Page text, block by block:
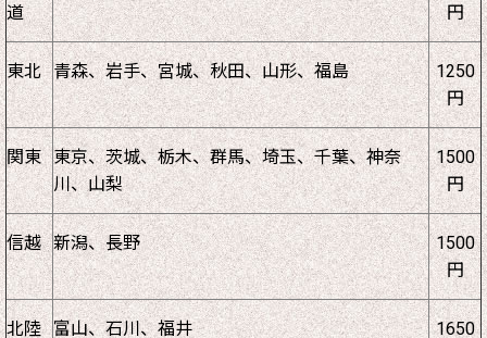
道
円
東北 青森、岩手、宮城、秋田、山形、福島
1250
円
関東 東京、茨城、栃木、群馬、埼玉、千葉、神奈
川、山梨
1500
円
信越 新潟、長野
1500
円
北陸 富山、石川、福井 1650